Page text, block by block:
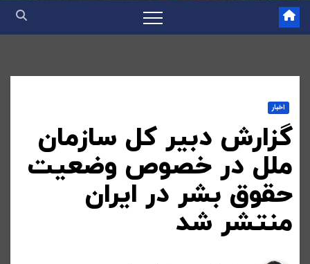
اخبار
گزارش دبیر کل سازمان
ملل در خصوص وضعیت
حقوق بشر در ایران
منتشر شد